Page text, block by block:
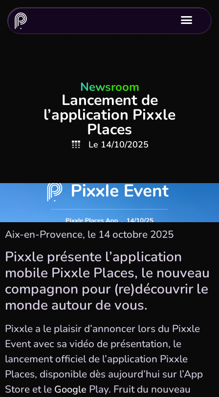
Newsroom
Lancement de
l’application Pixxle
Places
Le 14/10/2025
Aix-en-Provence, le 14 octobre 2025
Pixxle présente l’application
mobile Pixxle Places, le nouveau
compagnon pour (re)découvrir le
monde autour de vous.
Pixxle a le plaisir d’annoncer lors du Pixxle
Event avec sa vidéo de présentation, le
lancement officiel de l’application Pixxle
Places, disponible dès aujourd’hui sur l’App
Store et le Google Play. Fruit du nouveau